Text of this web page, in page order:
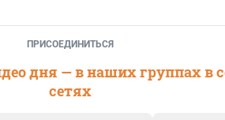
ПРИСОЕДИНИТЬСЯ
дня — в наших группах в
сетях